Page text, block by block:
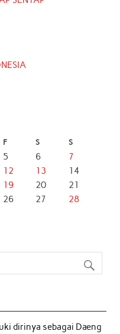
F S S
5 6
7
12 13
14
19 20
21
26 27
28
dirinya sebagai Daeng